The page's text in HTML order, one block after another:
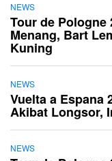
NEWS
Tour de Pologne
Menang, Bart
Kuning
NEWS
Vuelta a Espana
Akibat Longsor,
NEWS